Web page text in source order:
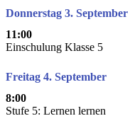
Donnerstag 3. September
11:00
Einschulung Klasse 5
Freitag 4. September
8:00
Stufe 5: Lernen lernen